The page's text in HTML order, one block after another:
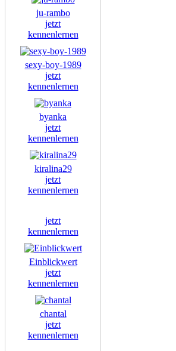
ju-rambo
jetzt
kennenlernen
sexy-boy-1989
jetzt
kennenlernen
byanka
jetzt
kennenlernen
kiralina29
jetzt
kennenlernen
jetzt
kennenlernen
Einblickwert
jetzt
kennenlernen
chantal
jetzt
kennenlernen